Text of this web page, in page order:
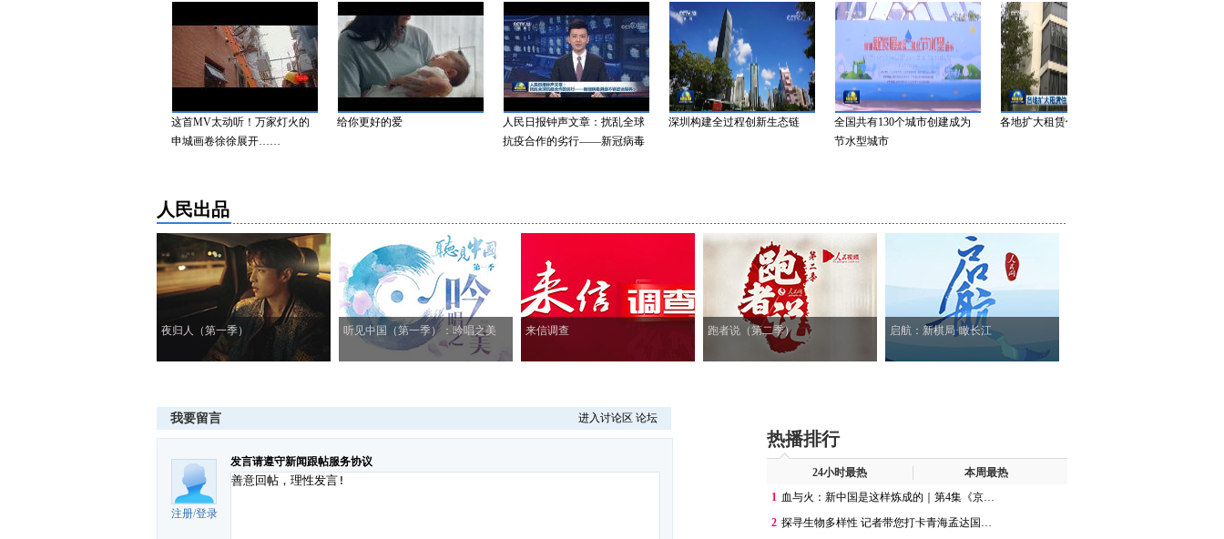
这首MV太动听！万家灯火的
申城画卷徐徐展开……
给你更好的爱
人民日报钟声文章：扰乱全球
抗疫合作的劣行——新冠病毒
深圳构建全过程创新生态链
全国共有130个城市创建成为
节水型城市
各地扩大租赁住房供给
人民出品
夜归人（第一季） 听见中国（第一季）：吟唱之美 来信调查 跑者说（第二季） 启航：新棋局·瞰长江
我要留言 进入讨论区 论坛
注册/登录
发言请遵守新闻跟帖服务协议
热播排行
24小时最热
本周最热
1 血与火：新中国是这样炼成的｜第4集《京…
2 探寻生物多样性 记者带您打卡青海孟达国…